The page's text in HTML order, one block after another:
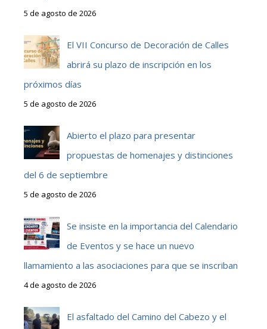
5 de agosto de 2026
El VII Concurso de Decoración de Calles
abrirá su plazo de inscripción en los
próximos días
5 de agosto de 2026
Abierto el plazo para presentar
propuestas de homenajes y distinciones
del 6 de septiembre
5 de agosto de 2026
Se insiste en la importancia del Calendario
de Eventos y se hace un nuevo
llamamiento a las asociaciones para que se inscriban
4 de agosto de 2026
El asfaltado del Camino del Cabezo y el